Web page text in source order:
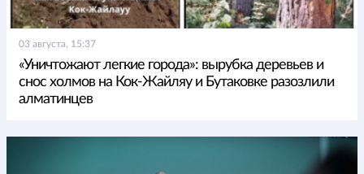
03 августа, 15:37
«Уничтожают легкие города»: вырубка деревьев и
снос холмов на Кок-Жайляу и Бутаковке разозлили
алматинцев